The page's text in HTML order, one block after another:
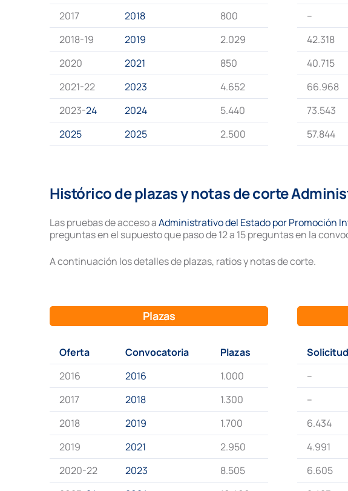
2017
2018
800
2018-19
2019
2.029
2020
2021
850
2021-22
2023
4.652
2023-24 2024
5.440
2025
2025 2.500
–
42.318
40.715
66.968
73.543
57.844
Histórico de plazas y notas de corte
Las pruebas de acceso aAdministrativo del Estado por Promoción
preguntas en el supuesto que paso de 12 a 15 preguntas en la
A continuación los detalles de plazas, ratios y notas de corte.
Plazas
Oferta Convocatoria
Plazas
2016
2016
1.000
2017
2018
1.300
2018
2019
1.700
2019
2021
2.950
2020-22
2023
8.505
–
–
6.434
4.991
6.605